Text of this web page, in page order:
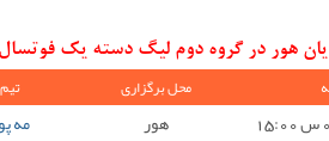
در گروه دوم لیگ دسته یک فوتسال بانوان فصل 1403-
محل برگزاری
هور مه